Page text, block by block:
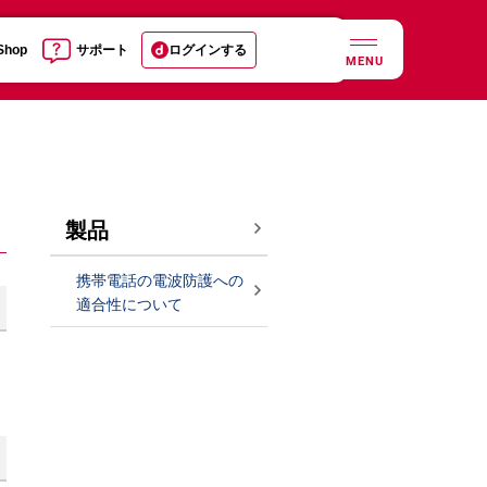
サポート ログインする
MENU
製品
携帯電話の電波防護への
適合性について